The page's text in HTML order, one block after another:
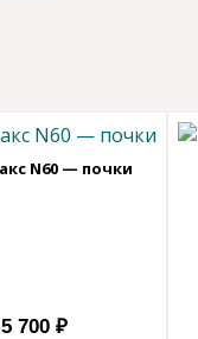
N60 — почки
5 700 ₽